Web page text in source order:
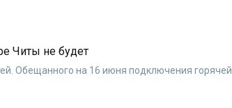
Читы не будет
Обещанного на 16 июня подключения горячей